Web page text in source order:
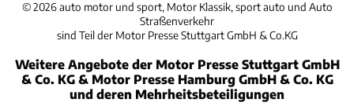
©2026 auto motor und sport, Motor Klassik, sport auto und Auto
Straßenverkehr
sind Teil der Motor Presse Stuttgart GmbH & Co.KG
Weitere Angebote der Motor Presse Stuttgart GmbH
& Co. KG & Motor Presse Hamburg GmbH & Co. KG
und deren Mehrheitsbeteiligungen